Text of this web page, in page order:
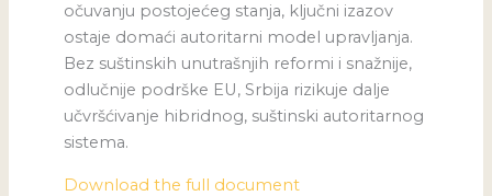
očuvanju postojećeg stanja, ključni izazov
ostaje domaći autoritarni model upravljanja.
Bez suštinskih unutrašnjih reformi i snažnije,
odlučnije podrške EU, Srbija rizikuje dalje
učvršćivanje hibridnog, suštinski autoritarnog
sistema.
Download the full document